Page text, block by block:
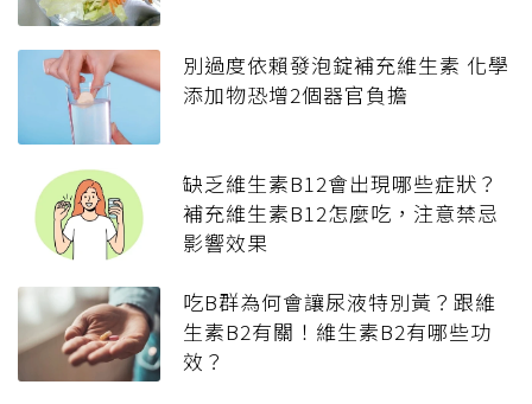
別過度依賴發泡錠補充維生素 化學
添加物恐增2個器官負擔
缺乏維生素B12會出現哪些症狀？
補充維生素B12怎麼吃，注意禁忌
影響效果
吃B群為何會讓尿液特別黃？跟維
生素B2有關！維生素B2有哪些功
效？